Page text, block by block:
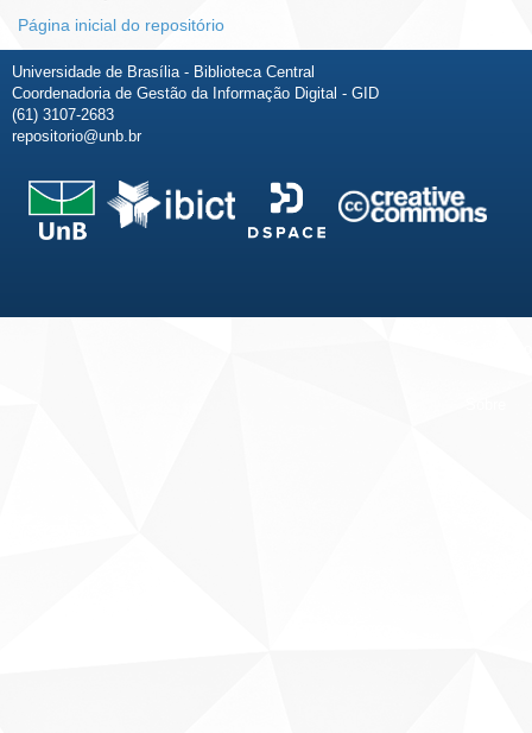
Página inicial do repositório
Universidade de Brasília - Biblioteca Central
Coordenadoria de Gestão da Informação Digital - GID
(61) 3107-2683
repositorio@unb.br